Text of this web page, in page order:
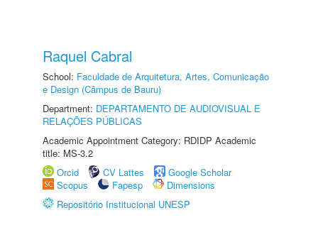
Raquel Cabral
School: Faculdade de Arquitetura, Artes, Comunicação
e Design (Câmpus de Bauru)
Department: DEPARTAMENTO DE AUDIOVISUAL E
RELAÇÕES PÚBLICAS
Academic Appointment Category: RDIDP Academic
title: MS-3.2
Orcid
CV Lattes
Google Scholar
Scopus
Fapesp
Dimensions
Repositório Institucional UNESP